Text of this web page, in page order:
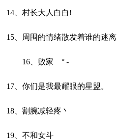
14、村长大人白白!
15、周围的情绪散发着谁的迷离
16、败家 ° -
17、你们是我最耀眼的星盟。
18、割腕减轻疼丶
19、不和女斗